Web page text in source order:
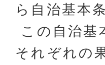
ら自治基本
この自治基
それぞれの